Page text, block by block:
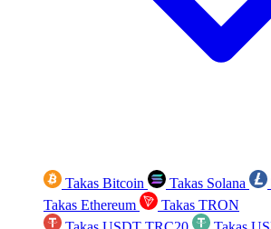
Takas Bitcoin Takas Solana
Takas Ethereum
Takas TRON